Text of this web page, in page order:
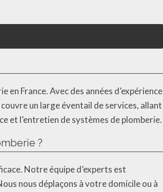
France. Avec des années d’expérience
un large éventail de services, allant
et l’entretien de systèmes de plomberie.
?
Notre équipe d’experts est
nous déplaçons à votre domicile ou à